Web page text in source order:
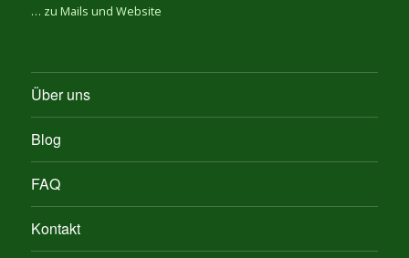
… zu Mails und Website
Über uns
Blog
FAQ
Kontakt